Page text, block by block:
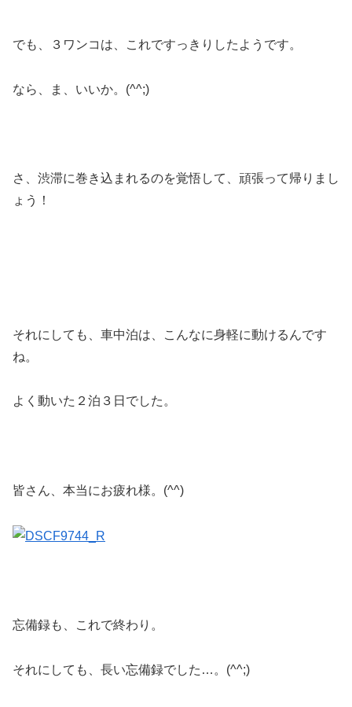
でも、３ワンコは、これですっきりしたようです。
なら、ま、いいか。(^^;)
さ、渋滞に巻き込まれるのを覚悟して、頑張って帰りまし
ょう！
それにしても、車中泊は、こんなに身軽に動けるんです
ね。
よく動いた２泊３日でした。
皆さん、本当にお疲れ様。(^^)
忘備録も、これで終わり。
それにしても、長い忘備録でした…。(^^;)